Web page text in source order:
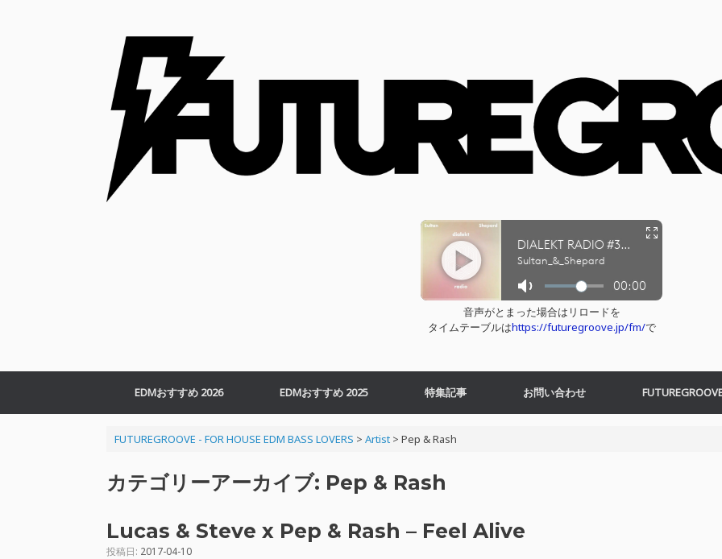
音声がとまった場合はリロードを
タイムテーブルはhttps://futuregroove.jp/fm/で
EDMおすすめ 2026 EDMおすすめ 2025 特集記事 お問い合わせ
FUTUREGROOVE - FOR HOUSE EDM BASS LOVERS > Artist> Pep & Rash
カテゴリーアーカイブ: Pep & Rash
Lucas & Steve x Pep & Rash – Feel Alive
投稿日: 2017-04-10